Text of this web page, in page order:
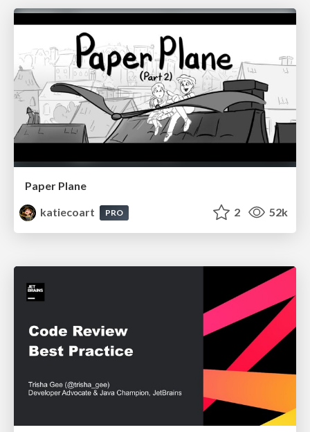
Paper Plane
katiecoart
PRO 2 52k